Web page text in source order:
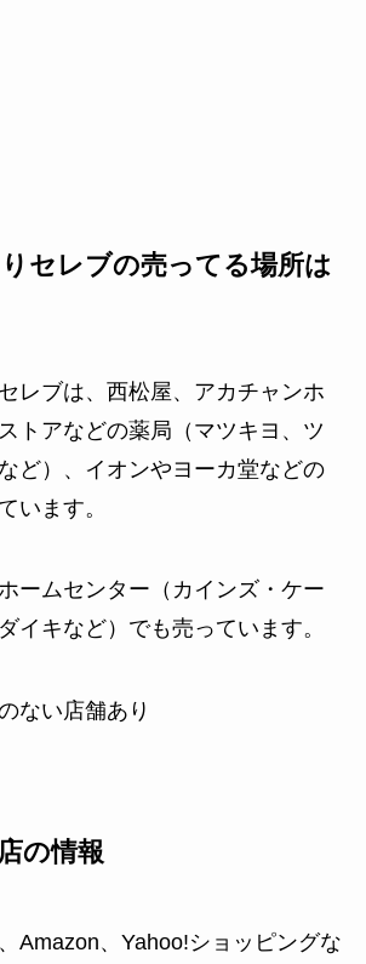
セレブの売ってる場所は
レブは、西松屋、アカチャンホ
トアなどの薬局（マツキヨ、ツ
ど）、イオンやヨーカ堂などの
います。
ームセンター（カインズ・ケー
イキなど）でも売っています。
ない店舗あり
の情報
Amazon、Yahoo!ショッピングな